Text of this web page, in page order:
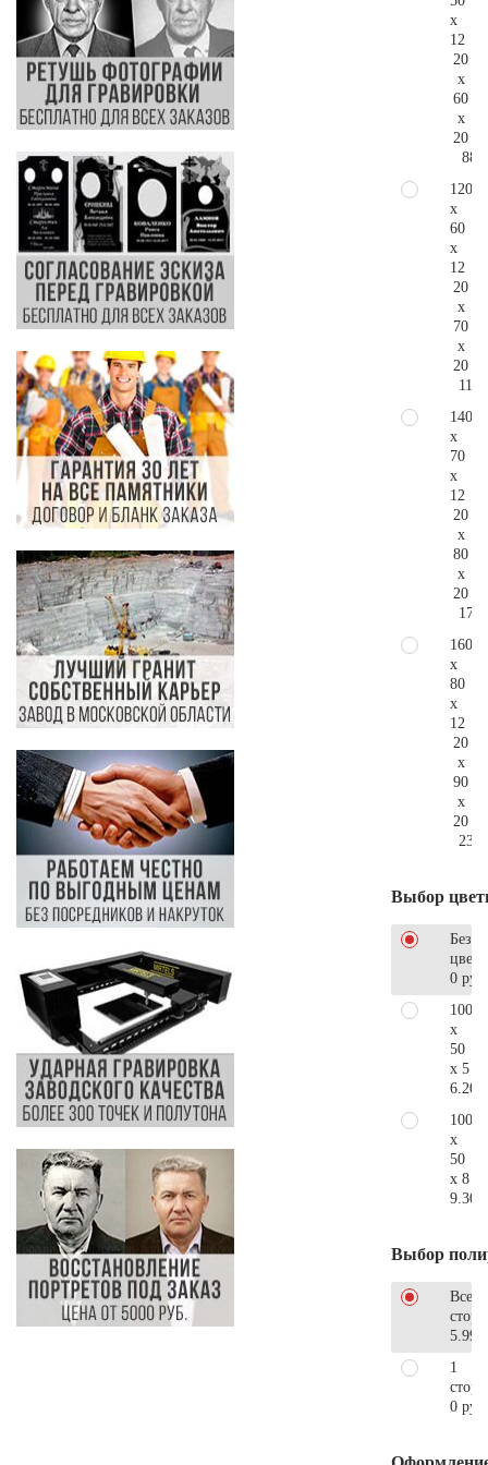
x
12
20
x
60
x
20
120
x
60
x
12
20
x
70
x
20
140
x
70
x
12
20
x
80
x
20
160
x
80
x
12
20
x
90
x
20
Выбор
Без
0 руб.
100
x
50
x 5
100
x
50
x 8
Выбор
Все
1
0 руб.